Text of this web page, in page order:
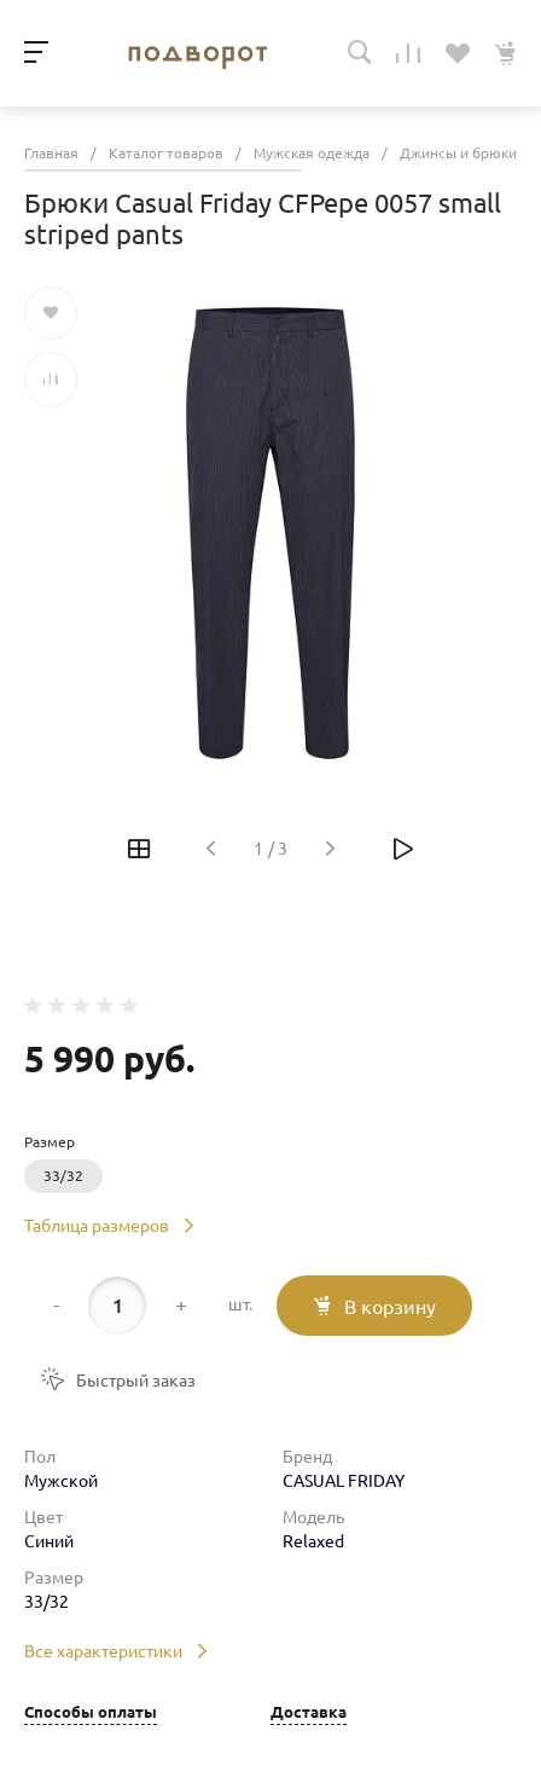
Главная / Каталог товаров / Мужская одежда / Джинсы и брюки
Брюки Casual Friday CFPepe 0057 small
striped pants
1 / 3
5 990 руб.
Размер
33/32
Таблица размеров
- + шт. В корзину
Быстрый заказ
Пол
Мужской
Бренд
CASUAL FRIDAY
Цвет
Синий
Модель
Relaxed
Размер
33/32
Все характеристики
Способы оплаты Доставка